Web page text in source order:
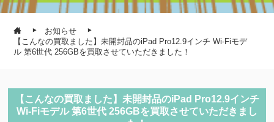
お知らせ
【こんなの買取ました】未開封品のiPad Pro12.9インチ Wi-Fiモデ
ル 第6世代 256GBを買取させていただきました！
【こんなの買取ました】未開封品のiPad Pro12.9インチ
Wi-Fiモデル 第6世代 256GBを買取させていただきまし